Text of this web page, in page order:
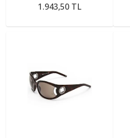
1.943,50 TL